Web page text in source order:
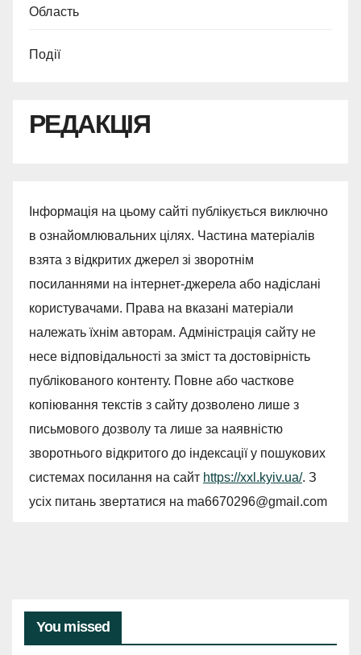
Область
Події
РЕДАКЦІЯ
Інформація на цьому сайті публікується виключно
в ознайомлювальних цілях. Частина матеріалів
взята з відкритих джерел зі зворотнім
посиланнями на інтернет-джерела або надіслані
користувачами. Права на вказані матеріали
належать їхнім авторам. Адміністрація сайту не
несе відповідальності за зміст та достовірність
публікованого контенту. Повне або часткове
копіювання текстів з сайту дозволено лише з
письмового дозволу та лише за наявністю
зворотнього відкритого до індексації у пошукових
системах посилання на сайт https://xxl.kyiv.ua/. З
усіх питань звертатися на ma6670296@gmail.com
You missed